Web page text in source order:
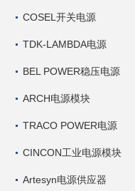
COSEL开关电源
TDK-LAMBDA电源
BEL POWER稳压电源
ARCH电源模块
TRACO POWER电源
CINCON工业电源模块
Artesyn电源供应器